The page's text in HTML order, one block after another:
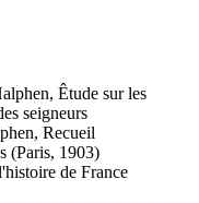
Êtude sur les
seigneurs
Recueil
(Paris, 1903)
de France